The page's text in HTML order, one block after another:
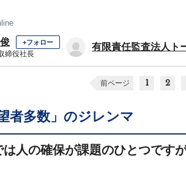
+フォロー
締役社長
有限責任監査法人ト
前ページ 1 2
者多数」のジレンマ
人の確保が課題のひとつです